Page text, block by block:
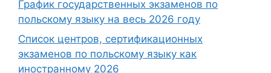
График государственных экзаменов по
польскому языку на весь 2026 году
Список центров, сертификационных
экзаменов по польскому языку как
иностранному 2026